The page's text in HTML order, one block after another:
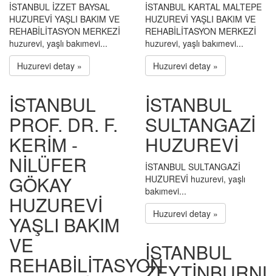
İSTANBUL İZZET BAYSAL
HUZUREVİ YAŞLI BAKIM VE
REHABİLİTASYON MERKEZİ
huzurevi, yaşlı bakımevi...
Huzurevi detay »
İSTANBUL KARTAL MALTEPE
HUZUREVİ YAŞLI BAKIM VE
REHABİLİTASYON MERKEZİ
huzurevi, yaşlı bakımevi...
Huzurevi detay »
İSTANBUL
PROF. DR. F.
KERİM -
NİLÜFER
GÖKAY
HUZUREVİ
YAŞLI BAKIM
VE
REHABİLİTASYON
İSTANBUL
SULTANGAZİ
HUZUREVİ
İSTANBUL SULTANGAZİ
HUZUREVİ huzurevi, yaşlı
bakımevi...
Huzurevi detay »
İSTANBUL